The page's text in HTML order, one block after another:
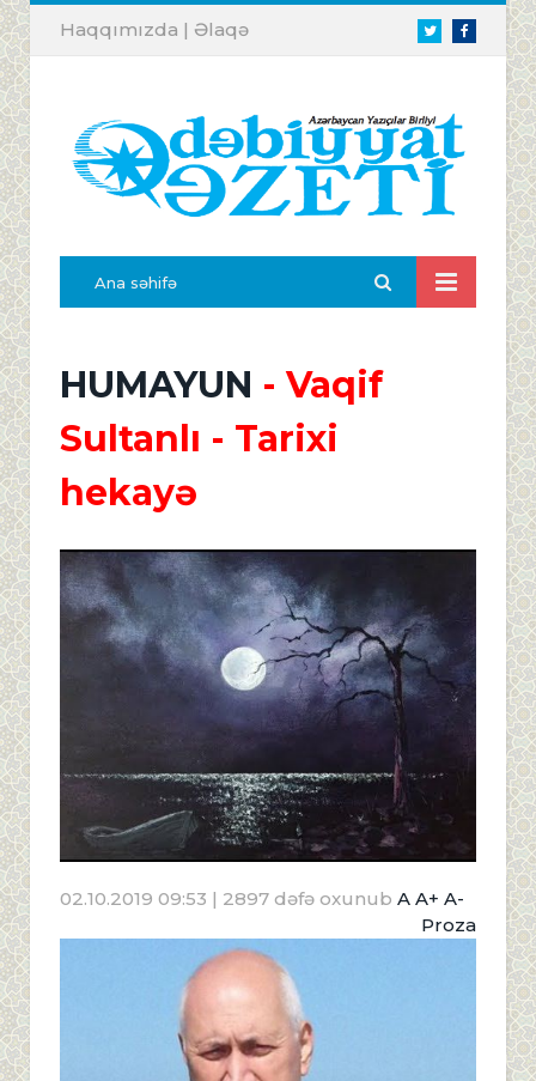
TwitterFacebook
Haqqımızda | Əlaqə
Ana səhifə
HUMAYUN - Vaqif
Sultanlı - Tarixi
hekayə
02.10.2019 09:53 | 2897 dəfə oxunub A A+ A-
Proza